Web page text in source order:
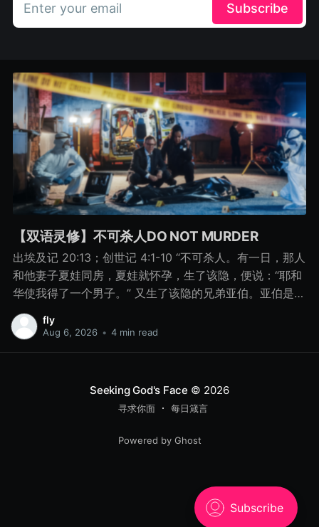
Enter your email Subscribe
【双语灵修】不可杀人DO NOT MURDER
出埃及记 20:13；创世记 4:1-10 “不可杀人。有一日，那人
和他妻子夏娃同房，夏娃就怀孕，生了该隐，便说：“耶和
华使我得了一个男子。” 又生了该隐的兄弟亚伯。亚伯是牧
羊的，该隐是种地的。 有一日，该隐拿地里的出产为供物
献给耶和华， 亚伯也将他羊群中头生的和羊的脂油献上。
为什么发怒呢？你为什么变了脸色呢？ 你若行得好，岂不
蒙悦纳？你若行得不好，罪就伏在门前。它必恋慕你，你
却要制伏它。” 该隐与他兄弟亚伯说话，二人正在田间，该
隐起来打他兄弟亚伯，把他杀了。 耶和华对该隐说：“你兄
里向我哀告。 8月15日 不可杀人 “你做了什么事呢？你兄
弟的血有声音从地里向我哀告。” - 创世记
fly
Aug 6, 2026 • 4 min read
Seeking God's Face © 2026
寻求你面 每日箴言
Powered by Ghost